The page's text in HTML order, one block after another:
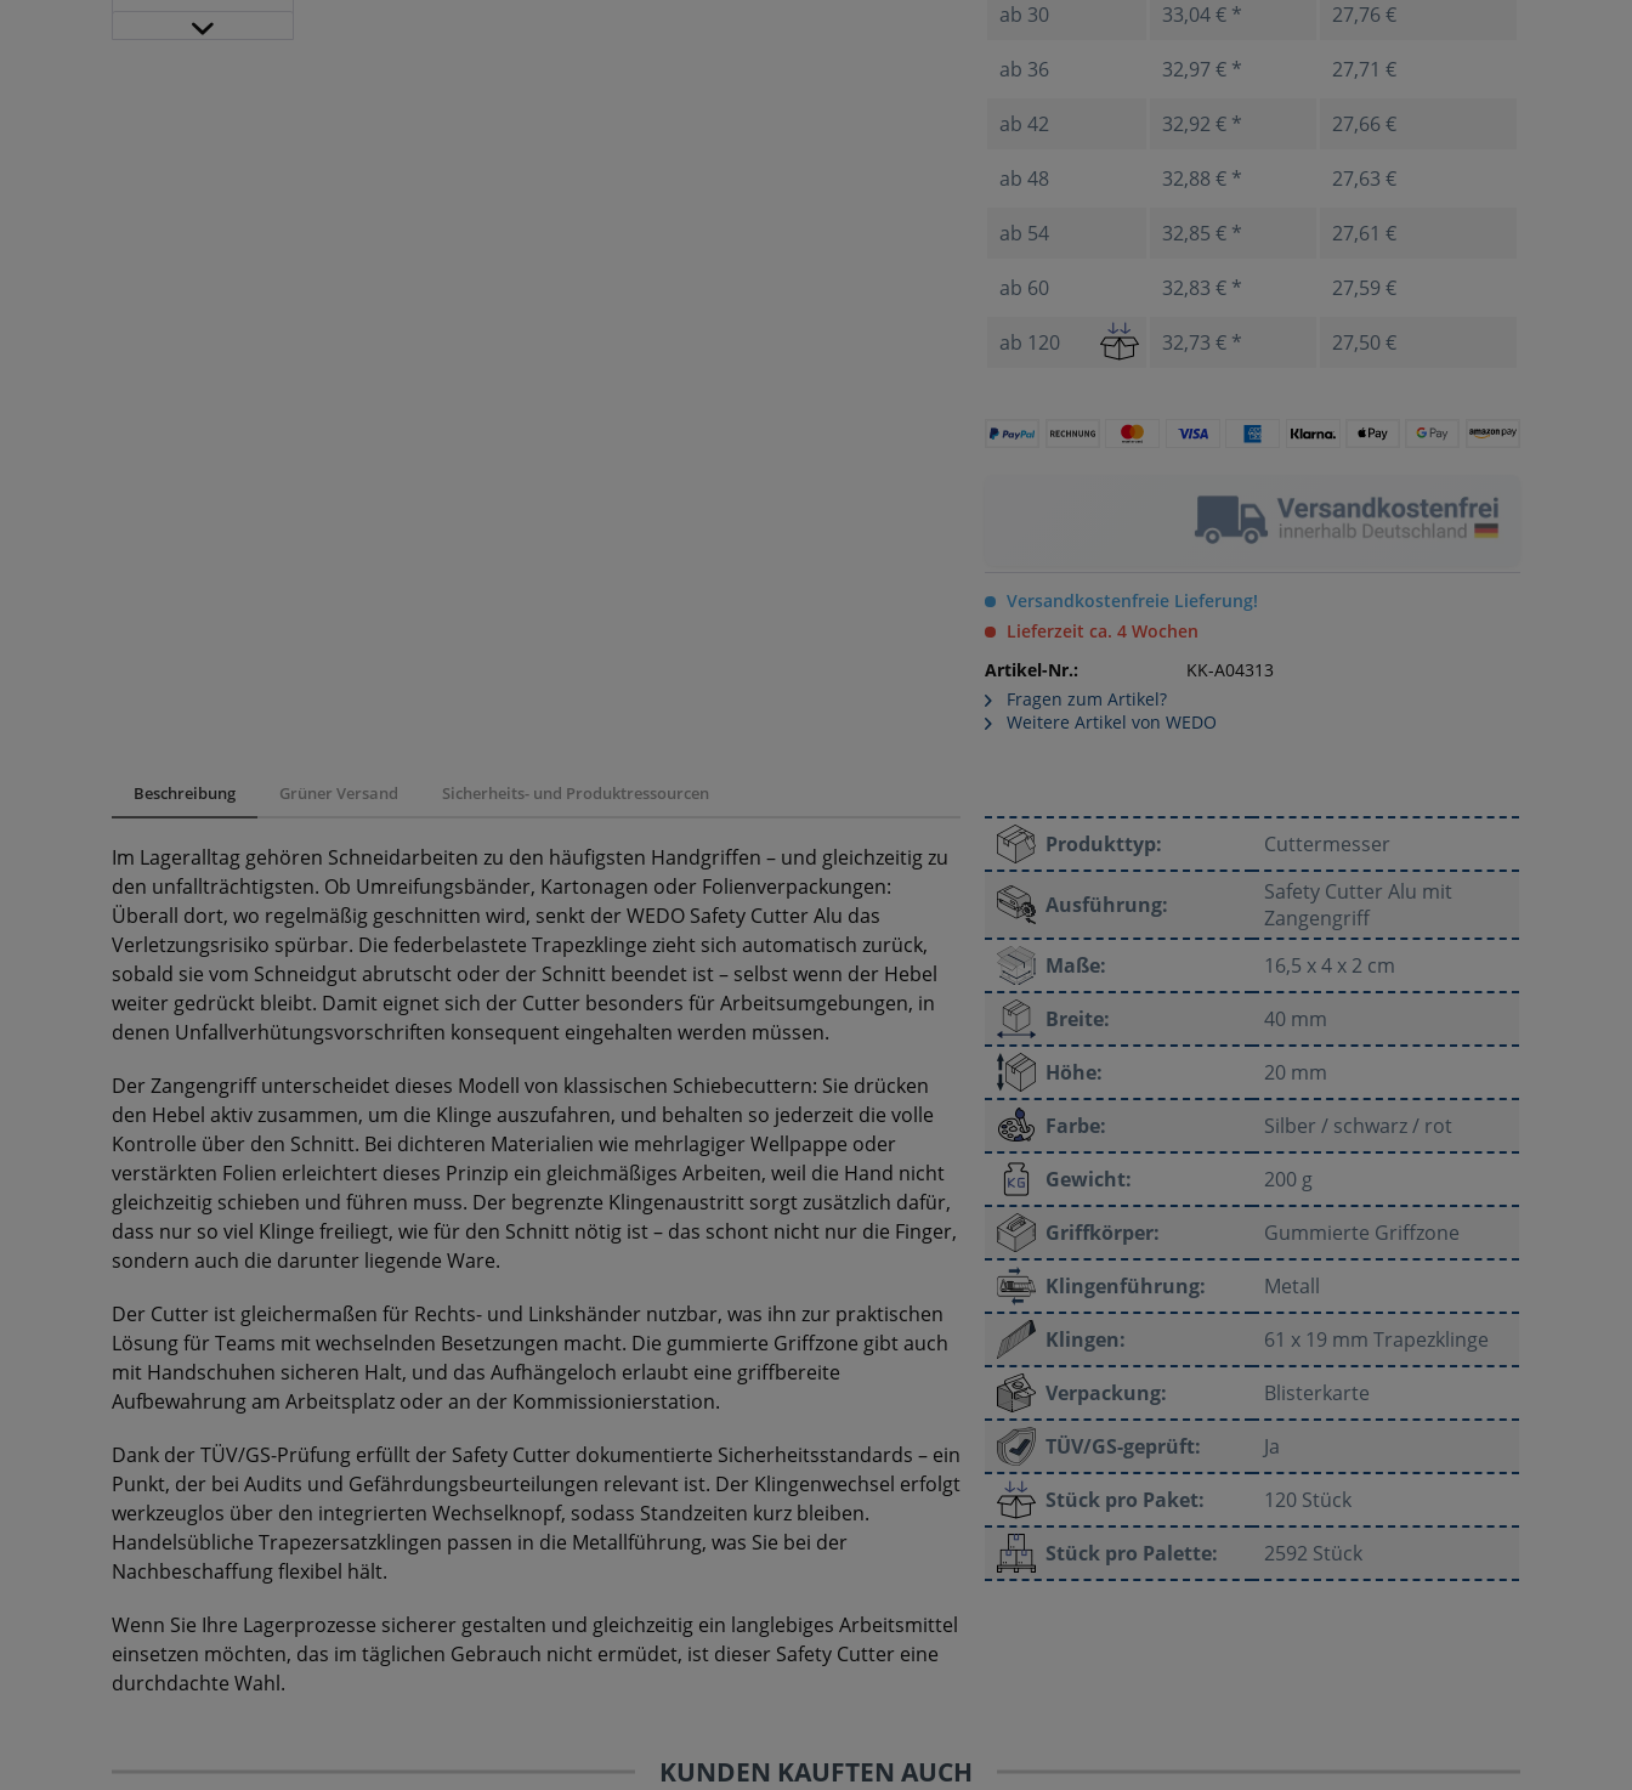
ab 30 33,04 € * 27,76 €
ab 36 32,97 € * 27,71 €
ab42 32,92 € * 27,66 €
ab48 32,88 € * 27,63 €
ab 54 32,85 € * 27,61 €
ab 60 32,83 € * 27,59 €
ab 120 32,73 € * 27,50 €
Versandkostenfreie Lieferung!
Lieferzeit ca. 4 Wochen
Artikel-Nr.:
KK-A04313
Fragen zum Artikel?
Weitere Artikel von WEDO
Beschreibung Grüner Versand Sicherheits- und Produktressourcen
Im Lageralltag gehören Schneidarbeiten zu den häufigsten Handgriffen – und gleichzeitig zu
den unfallträchtigsten. Ob Umreifungsbänder, Kartonagen oder Folienverpackungen:
Überall dort, wo regelmäßig geschnitten wird, senkt der WEDO Safety Cutter Alu das
Verletzungsrisiko spürbar. Die federbelastete Trapezklinge zieht sich automatisch zurück,
sobald sie vom Schneidgut abrutscht oder der Schnitt beendet ist – selbst wenn der Hebel
weiter gedrückt bleibt. Damit eignet sich der Cutter besonders für Arbeitsumgebungen, in
denen Unfallverhütungsvorschriften konsequent eingehalten werden müssen.
Der Zangengriff unterscheidet dieses Modell von klassischen Schiebecuttern: Sie drücken
den Hebel aktiv zusammen, um die Klinge auszufahren, und behalten so jederzeit die volle
Kontrolle über den Schnitt. Bei dichteren Materialien wie mehrlagiger Wellpappe oder
verstärkten Folien erleichtert dieses Prinzip ein gleichmäßiges Arbeiten, weil die Hand nicht
gleichzeitig schieben und führen muss. Der begrenzte Klingenaustritt sorgt zusätzlich dafür,
dass nur so viel Klinge freiliegt, wie für den Schnitt nötig ist – das schont nicht nur die Finger,
sondern auch die darunter liegende Ware.
Der Cutter ist gleichermaßen für Rechts- und Linkshänder nutzbar, was ihn zur praktischen
Lösung für Teams mit wechselnden Besetzungen macht. Die gummierte Griffzone gibt auch
mit Handschuhen sicheren Halt, und das Aufhängeloch erlaubt eine griffbereite
Aufbewahrung am Arbeitsplatz oder an der Kommissionierstation.
Dank der TÜV/GS-Prüfung erfüllt der Safety Cutter dokumentierte Sicherheitsstandards – ein
Punkt, der bei Audits und Gefährdungsbeurteilungen relevant ist. Der Klingenwechsel erfolgt
werkzeuglos über den integrierten Wechselknopf, sodass Standzeiten kurz bleiben.
Handelsübliche Trapezersatzklingen passen in die Metallführung, was Sie bei der
Nachbeschaffung flexibel hält.
Wenn Sie Ihre Lagerprozesse sicherer gestalten und gleichzeitig ein langlebiges Arbeitsmittel
einsetzen möchten, das im täglichen Gebrauch nicht ermüdet, ist dieser Safety Cutter eine
durchdachte Wahl.
Produkttyp: Cuttermesser
Ausführung:
Safety Cutter Alu mit
Zangengriff
Maße:
16,5 x 4 x 2 cm
Breite:
40 mm
Höhe:
20 mm
Farbe:
Silber / schwarz / rot
Gewicht:
200 g
Griffkörper:
Gummierte Griffzone
Klingenführung:
Metall
Klingen:
61 x 19 mm Trapezklinge
Verpackung:
Blisterkarte
TÜV/GS-geprüft:
Ja
Stück pro Paket:
120 Stück
Stück pro Palette:
2592 Stück
KUNDEN KAUFTEN AUCH